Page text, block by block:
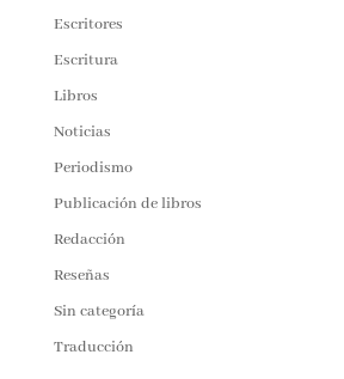
Escritores
Escritura
Libros
Noticias
Periodismo
Publicación de libros
Redacción
Reseñas
Sin categoría
Traducción